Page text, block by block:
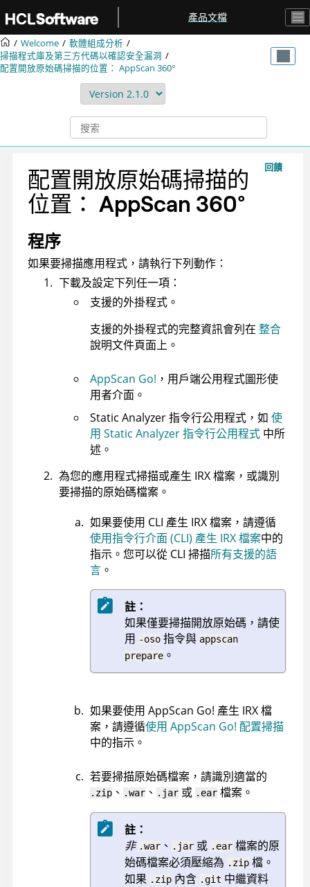
產品文檔
Welcome
軟體組成分析
掃描程式庫及第三方代碼以確認安全漏洞
配置開放原始碼掃描的位置： AppScan 360°
回饋
配置開放原始碼掃描的
位置： AppScan 360°
程序
如果要掃描應用程式，請執行下列動作：
下載及設定下列任一項：
支援的外掛程式。
支援的外掛程式的完整資訊會列在 整合
說明文件頁面上。
AppScan Go! ，用戶端公用程式圖形使
用者介面。
Static Analyzer 指令行公用程式 ，如 使
用 Static Analyzer 指令行公用程式 中所
述。
為您的應用程式掃描或產生 IRX檔案，或識別
要掃描的原始碼檔案。
如果要使用 CLI 產生 IRX檔案，請遵循
使用指令行介面 (CLI) 產生 IRX 檔案中的
指示。您可以從 CLI 掃描所有支援的語
言 。
註：
如果僅要掃描開放原始碼，請使
用 -oso 指令與 appscan
prepare 。
如果要使用 AppScan Go! 產生 IRX檔
案，請遵循使用 AppScan Go! 配置掃描
中的指示。
若要掃描原始碼檔案，請識別適當的
.zip 、 .war 、 .jar 或 .ear 檔案。
註：
非 .war 、 .jar 或 .ear 檔案的原
始碼檔案必須壓縮為 .zip 檔。
如果 .zip 內含 .git 中繼資料